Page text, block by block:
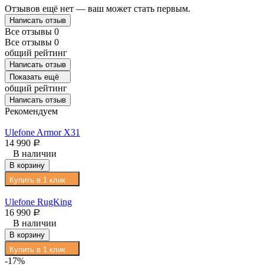
Отзывов ещё нет — ваш может стать первым.
Написать отзыв
Все отзывы 0
Все отзывы 0
общий рейтинг
Написать отзыв
Показать ещё
общий рейтинг
Написать отзыв
Рекомендуем
Ulefone Armor X31
14 990 Р
В наличии
В корзину
Купить в 1 клик
Ulefone RugKing
16 990 Р
В наличии
В корзину
Купить в 1 клик
-17%